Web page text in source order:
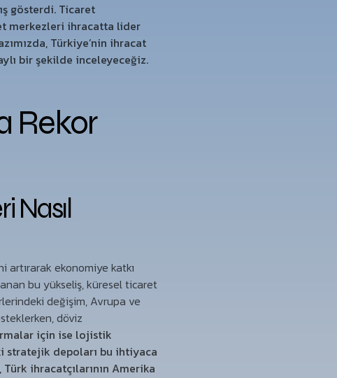
gösterdi. Ticaret
merkezleri ihracatta lider
Türkiye’nin ihracat
bir şekilde inceleyeceğiz.
Rekor
Nasıl
artırarak ekonomiye katkı
bu yükseliş, küresel ticaret
değişim, Avrupa ve
döviz
için ise lojistik
stratejik depoları bu ihtiyaca
ihracatçılarının Amerika